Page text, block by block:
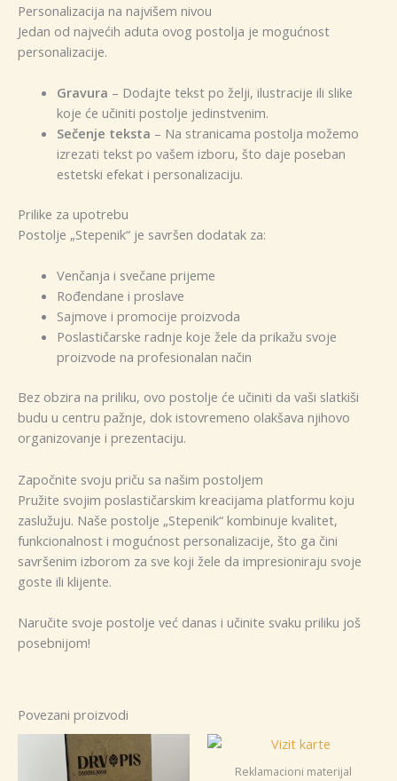
Personalizacija na najvišem nivou
Jedan od najvećih aduta ovog postolja je mogućnost
personalizacije.
Gravura – Dodajte tekst po želji, ilustracije ili slike
koje će učiniti postolje jedinstvenim.
Sečenje teksta – Na stranicama postolja možemo
izrezati tekst po vašem izboru, što daje poseban
estetski efekat i personalizaciju.
Prilike za upotrebu
Postolje „Stepenik“ je savršen dodatak za:
Venčanja i svečane prijeme
Rođendane i proslave
Sajmove i promocije proizvoda
Poslastičarske radnje koje žele da prikažu svoje
proizvode na profesionalan način
Bez obzira na priliku, ovo postolje će učiniti da vaši slatkiši
budu u centru pažnje, dok istovremeno olakšava njihovo
organizovanje i prezentaciju.
Započnite svoju priču sa našim postoljem
Pružite svojim poslastičarskim kreacijama platformu koju
zaslužuju. Naše postolje „Stepenik“ kombinuje kvalitet,
funkcionalnost i mogućnost personalizacije, što ga čini
savršenim izborom za sve koji žele da impresioniraju svoje
goste ili klijente.
Naručite svoje postolje već danas i učinite svaku priliku još
posebnijom!
Povezani proizvodi
Reklamacioni materijal